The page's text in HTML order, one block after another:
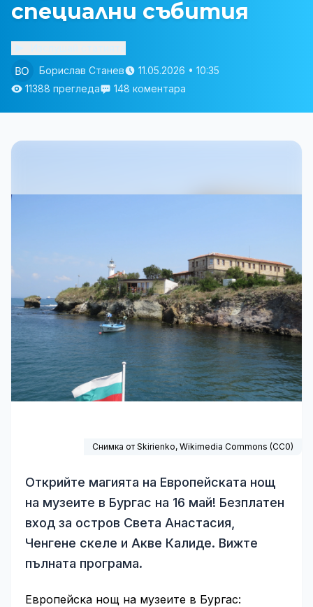
специални събития
Борислав Станев
11.05.2026 • 10:35
11388 прегледа
148 коментара
Снимка от Skirienko, Wikimedia Commons (CC0)
Открийте магията на Европейската нощ
на музеите в Бургас на 16 май! Безплатен
вход за остров Света Анастасия,
Ченгене скеле и Акве Калиде. Вижте
пълната програма.
Европейска нощ на музеите в Бургас: